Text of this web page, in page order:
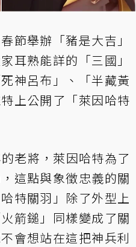
節舉辦「豬是大吉」
耳熟能詳的「三國」
神呂布」、「半藏黃
上公開了「萊因哈特
老將，萊因哈特為了
這點與象徵忠義的關
特關羽」除了外型上
箭鎚」同樣變成了關
會想站在這把神兵利